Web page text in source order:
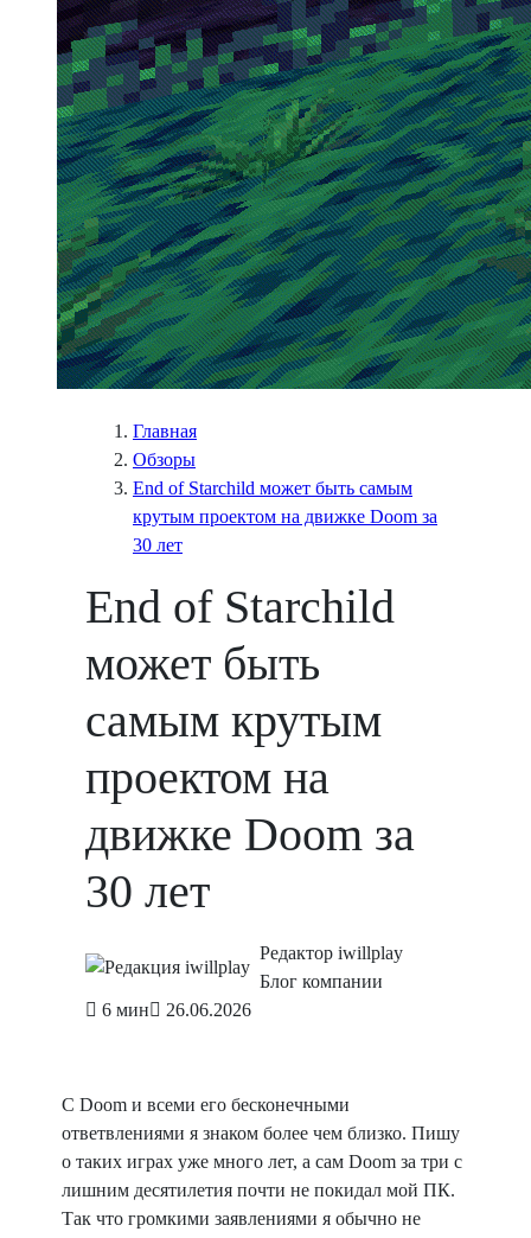
Главная
Обзоры
End of Starchild может быть самым
крутым проектом на движке Doom за
30 лет
End of Starchild
может быть
самым крутым
проектом на
движке Doom за
30 лет
Редактор iwillplay
Блог компании
6 мин
26.06.2026
С Doom и всеми его бесконечными
ответвлениями я знаком более чем близко. Пишу
о таких играх уже много лет, а сам Doom за три с
лишним десятилетия почти не покидал мой ПК.
Так что громкими заявлениями я обычно не